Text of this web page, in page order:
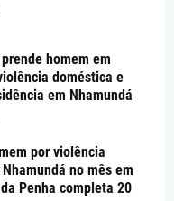
homem em
doméstica e
em Nhamundá
por violência
no mês em
Penha completa 20